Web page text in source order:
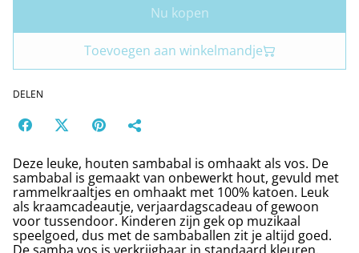
Nu kopen
Toevoegen aan winkelmandje
DELEN
Deze leuke, houten sambabal is omhaakt als vos. De
sambabal is gemaakt van onbewerkt hout, gevuld met
rammelkraaltjes en omhaakt met 100% katoen. Leuk
als kraamcadeautje, verjaardagscadeau of gewoon
voor tussendoor. Kinderen zijn gek op muzikaal
speelgoed, dus met de sambaballen zit je altijd goed.